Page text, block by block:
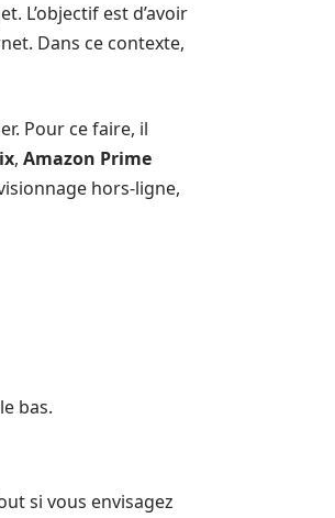
L’objectif est d’avoir
Dans ce contexte,
Pour ce faire, il
, Amazon Prime
hors-ligne,
bas.
si vous envisagez